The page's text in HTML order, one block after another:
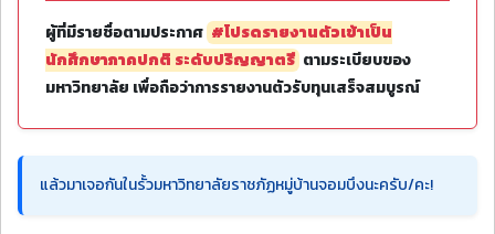
ผู้ที่มีรายชื่อตามประกาศ #โปรดรายงานตัวเข้าเป็น
นักศึกษาภาคปกติ ระดับปริญญาตรี ตามระเบียบของ
มหาวิทยาลัย เพื่อถือว่าการรายงานตัวรับทุนเสร็จสมบูรณ์
แล้วมาเจอกันในรั้วมหาวิทยาลัยราชภัฏหมู่บ้านจอมบึงนะครับ/คะ!